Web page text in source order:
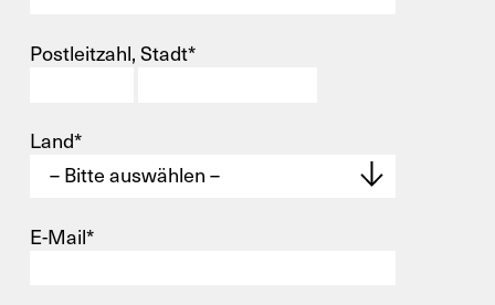
Postleitzahl, Stadt*
Land*
E-Mail*